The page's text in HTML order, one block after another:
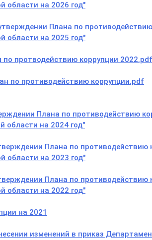
области на 2026 год"
Плана по
области на 2025 год"
протводействию коррупции 2022.pdf
по противодействию коррупции.pdf
Плана по противодействию
области на 2024 год"
Плана по противодействию
области на 2023 год"
Плана по противодействию
области на 2022 год"
на 2021
изменений в приказ